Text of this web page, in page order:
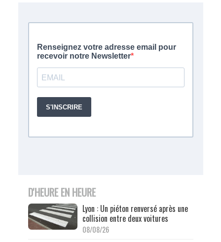
D'HEURE EN HEURE
Lyon : Un piéton renversé après une
collision entre deux voitures
08/08/26